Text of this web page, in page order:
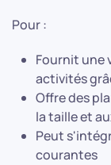
Pour :
Fournit une
activités
Offre des
la taille et
Peut
courantes